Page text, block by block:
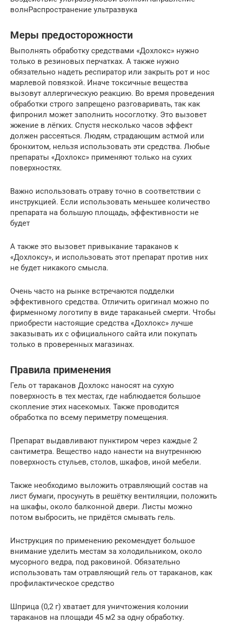
волнРаспространение ультразвука
Меры предосторожности
Выполнять обработку средствами «Дохлокс» нужно
только в резиновых перчатках. А также нужно
обязательно надеть респиратор или закрыть рот и нос
марлевой повязкой. Иначе токсичные вещества
вызовут аллергическую реакцию. Во время проведения
обработки строго запрещено разговаривать, так как
фипронил может заполнить носоглотку. Это вызовет
жжение в лёгких. Спустя несколько часов эффект
должен рассеяться. Людям, страдающим астмой или
бронхитом, нельзя использовать эти средства. Любые
препараты «Дохлокс» применяют только на сухих
поверхностях.
Важно использовать отраву точно в соответствии с
инструкцией. Если использовать меньшее количество
препарата на большую площадь, эффективности не
будет
А также это вызовет привыкание тараканов к
«Дохлоксу», и использовать этот препарат против них
не будет никакого смысла.
Очень часто на рынке встречаются подделки
эффективного средства. Отличить оригинал можно по
фирменному логотипу в виде тараканьей смерти. Чтобы
приобрести настоящие средства «Дохлокс» лучше
заказывать их с официального сайта или покупать
только в проверенных магазинах.
Правила применения
Гель от тараканов Дохлокс наносят на сухую
поверхность в тех местах, где наблюдается большое
скопление этих насекомых. Также проводится
обработка по всему периметру помещения.
Препарат выдавливают пунктиром через каждые 2
сантиметра. Вещество надо нанести на внутреннюю
поверхность стульев, столов, шкафов, иной мебели.
Также необходимо выложить отравляющий состав на
лист бумаги, просунуть в решётку вентиляции, положить
на шкафы, около балконной двери. Листы можно
потом выбросить, не придётся смывать гель.
Инструкция по применению рекомендует большое
внимание уделить местам за холодильником, около
мусорного ведра, под раковиной. Обязательно
использовать там отравляющий гель от тараканов, как
профилактическое средство
Шприца (0,2 г) хватает для уничтожения колонии
тараканов на площади 45 м2 за одну обработку.